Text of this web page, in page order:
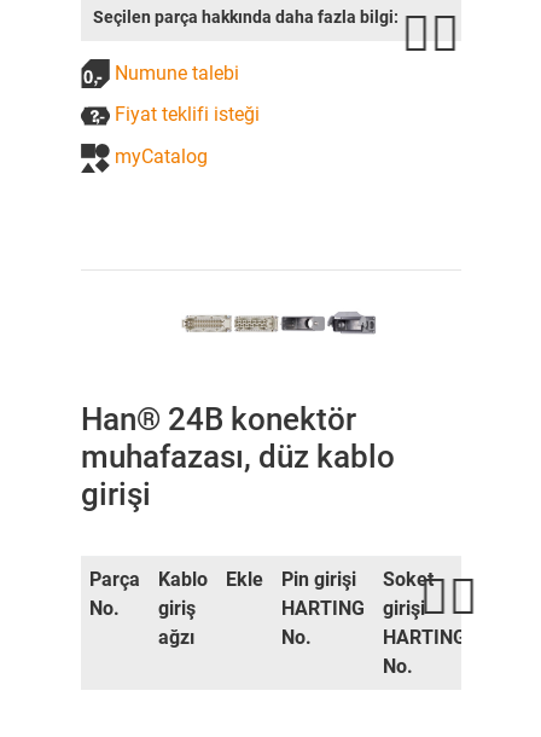
Seçilen parça hakkında daha fazla bilgi:
Numune talebi
Fiyat teklifi isteği
myCatalog
Han® 24B konektör
muhafazası, düz kablo
girişi
Parça
No.
Kablo
giriş
ağzı
Ekle
Pin girişi
HARTING
No.
Soket
girişi
HARTING
No.